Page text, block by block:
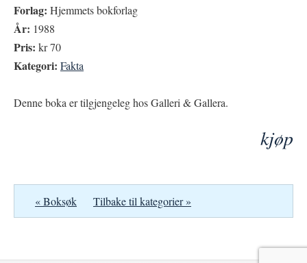
Forlag: Hjemmets bokforlag
År: 1988
Pris: kr 70
Kategori: Fakta
Denne boka er tilgjengeleg hos Galleri & Gallera.
kjøp
« Boksøk Tilbake til kategorier »